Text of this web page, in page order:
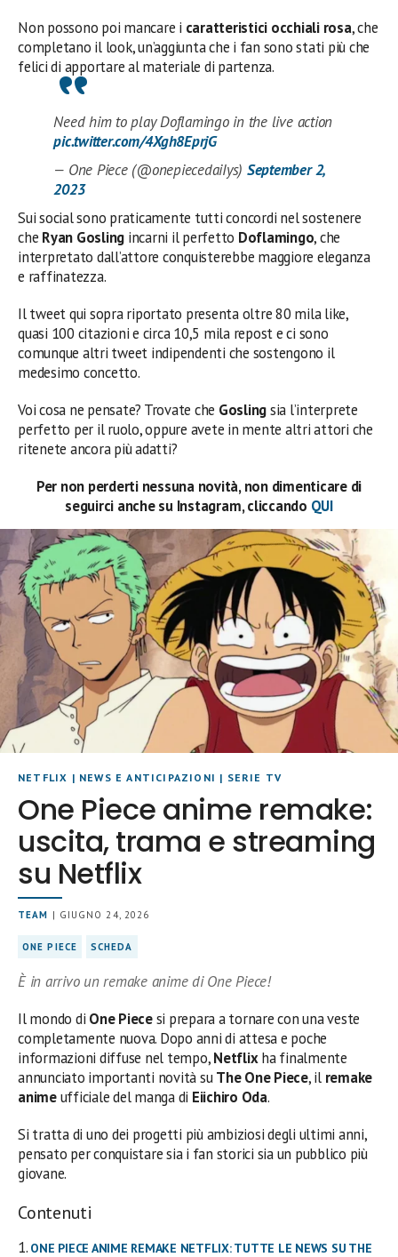
Non possono poi mancare i caratteristici occhiali rosa, che
completano il look, un’aggiunta che i fan sono stati più che
felici di apportare al materiale di partenza.
Need him to play Doflamingo in the live action
pic.twitter.com/4Xgh8EprjG
— One Piece (@onepiecedaiIys) September 2,
2023
Sui social sono praticamente tutti concordi nel sostenere
che Ryan Gosling incarni il perfetto Doflamingo, che
interpretato dall’attore conquisterebbe maggiore eleganza
e raffinatezza.
Il tweet qui sopra riportato presenta oltre 80 mila like,
quasi 100 citazioni e circa 10,5 mila repost e ci sono
comunque altri tweet indipendenti che sostengono il
medesimo concetto.
Voi cosa ne pensate? Trovate che Goslingsia l’interprete
perfetto per il ruolo, oppure avete in mente altri attori che
ritenete ancora più adatti?
Per non perderti nessuna novità, non dimenticare di
seguirci anche su Instagram, cliccando QUI
NETFLIX | NEWS E ANTICIPAZIONI | SERIE TV
One Piece anime remake:
uscita, trama e streaming
su Netflix
TEAM | GIUGNO 24, 2026
ONE PIECE SCHEDA
È in arrivo un remake anime di One Piece!
Il mondo di One Piecesi prepara a tornare con una veste
completamente nuova. Dopo anni di attesa e poche
informazioni diffuse nel tempo,Netflixha finalmente
annunciato importanti novità suThe One Piece, il remake
animeufficiale del manga di Eiichiro Oda.
Si tratta di uno dei progetti più ambiziosi degli ultimi anni,
pensato per conquistare sia i fan storici sia un pubblico più
giovane.
Contenuti
ONE PIECE ANIME REMAKE NETFLIX: TUTTE LE NEWS SU THE